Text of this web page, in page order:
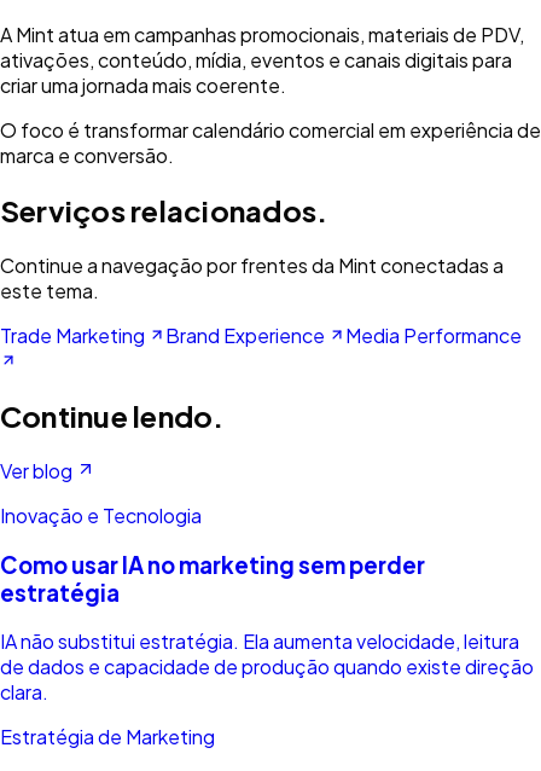
A Mint atua em campanhas promocionais, materiais de PDV,
ativações, conteúdo, mídia, eventos e canais digitais para
criar uma jornada mais coerente.
O foco é transformar calendário comercial em experiência de
marca e conversão.
Serviços relacionados.
Continue a navegação por frentes da Mint conectadas a
este tema.
Trade Marketing
Brand Experience Media Performance
Continue lendo.
Ver blog
Inovação e Tecnologia
Como usar IA no marketing sem perder
estratégia
IA não substitui estratégia. Ela aumenta velocidade, leitura
de dados e capacidade de produção quando existe direção
clara.
Estratégia de Marketing